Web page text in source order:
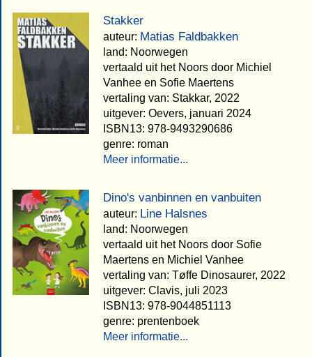
Stakker
auteur: Matias Faldbakken
land: Noorwegen
vertaald uit het Noors door Michiel
Vanhee en Sofie Maertens
vertaling van: Stakkar, 2022
uitgever: Oevers, januari 2024
ISBN13: 978-9493290686
genre: roman
Meer informatie...
Dino's vanbinnen en vanbuiten
auteur: Line Halsnes
land: Noorwegen
vertaald uit het Noors door Sofie
Maertens en Michiel Vanhee
vertaling van: Tøffe Dinosaurer, 2022
uitgever: Clavis, juli 2023
ISBN13: 978-9044851113
genre: prentenboek
Meer informatie...